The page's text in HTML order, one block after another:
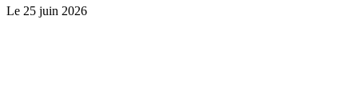
Le 25 juin 2026